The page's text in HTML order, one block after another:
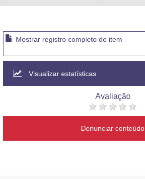
Mostrar registro completo do item
Visualizar estatísticas
Avaliação
Denunciar conteúdo